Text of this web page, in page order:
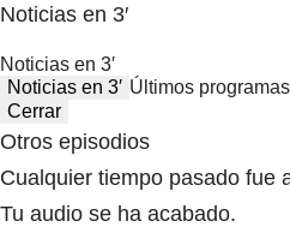
Noticias en 3′
Noticias en 3′
Noticias en 3′ Últimos programas
Cerrar
Otros episodios
Cualquier tiempo pasado fue
Tu audio se ha acabado.